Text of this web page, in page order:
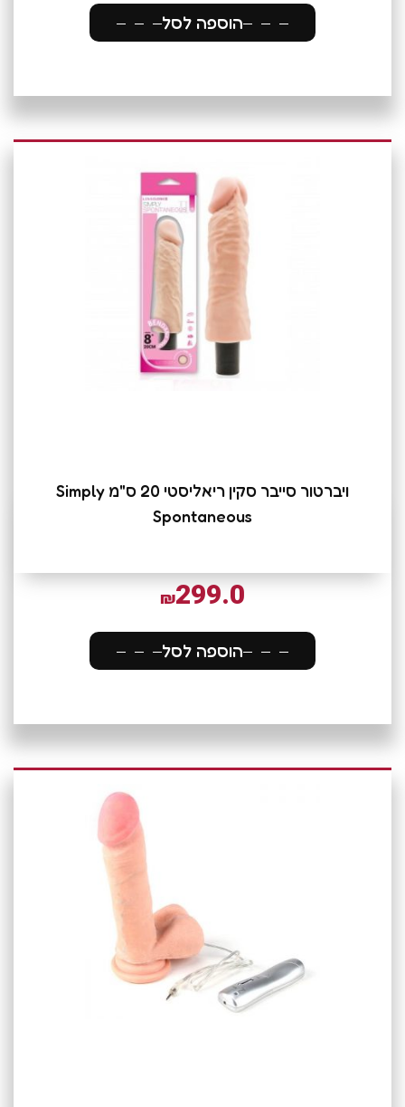
הוספה לסל
ויברטור סייבר סקין ריאליסטי 20 ס"מ Simply
Spontaneous
₪299.0
הוספה לסל